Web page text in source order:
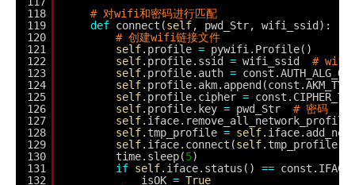
118
119
120
121
122
123
124
125
126
127
128
129
130
131
132
# 对wifi和密码进行匹配
def connect(self, pwd_Str, wifi_ssid):
# 创建wifi链接文件
self.profile = pywifi.Profile()
self.profile.ssid = wifi_ssid # wifi
self.profile.auth =
self
self.profile.cipher =
self.profile.key = pwd_Str # 密码
self
self.tmp_profile = self
self.iface.connect(self
time.sleep(5)
if self.iface.status() ==
isOK = True